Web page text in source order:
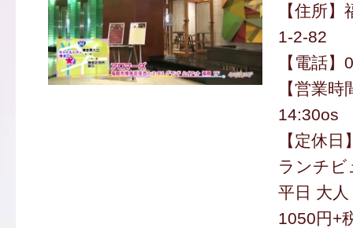
【住所
1-2-82
【電話
【営業
14:30os
【定休日
ランチビ
平日 大
1050円+